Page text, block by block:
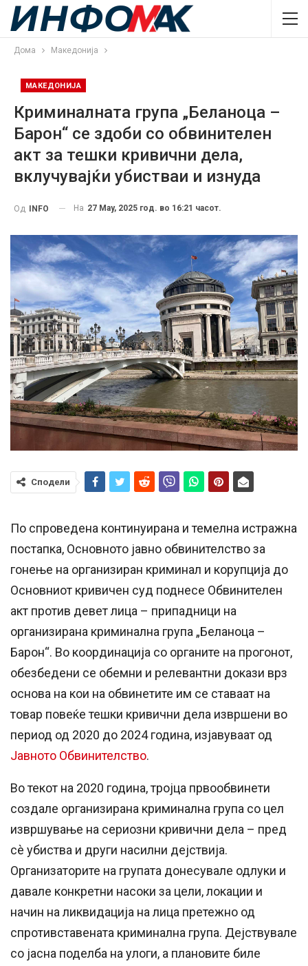
Дома Македонија
МАКЕДОНИЈА
Криминалната група „Беланоца –
Барон“ се здоби со обвинителен
акт за тешки кривични дела,
вклучувајќи убистваи и изнуда
Од INFO На 27 May, 2025 год. во 16:21 часот.
Сподели
По спроведена континуирана и темелна истражна
постапка, Основното јавно обвинителство за
гонење на организиран криминал и корупција до
Основниот кривичен суд поднесе Обвинителен
акт против девет лица – припадници на
организирана криминална група „Беланоца –
Барон“. Во координација со органите на прогонот,
обезбедени се обемни и релевантни докази врз
основа на кои на обвинетите им се ставаат на
товар повеќе тешки кривични дела извршени во
период од 2020 до 2024година, изјавуваат од
Јавното Обвинителство.
Во текот на 2020 година, тројца првообвинети
создале организирана криминална група со цел
извршување на сериозни кривични дела – пред
сè убиства и други насилни дејствија.
Организаторите на групата донесувале одлуки и
давале конкретни насоки за цели, локации и
начин на ликвидација на лица претежно од
спротивставената криминална група. Дејствувале
со јасна поделба на улоги, а плановите биле